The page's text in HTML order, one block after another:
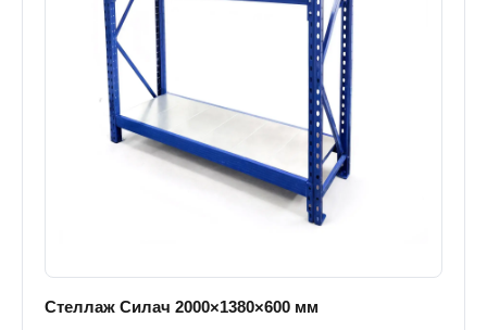
Стеллаж Силач 2000×1380×600 мм